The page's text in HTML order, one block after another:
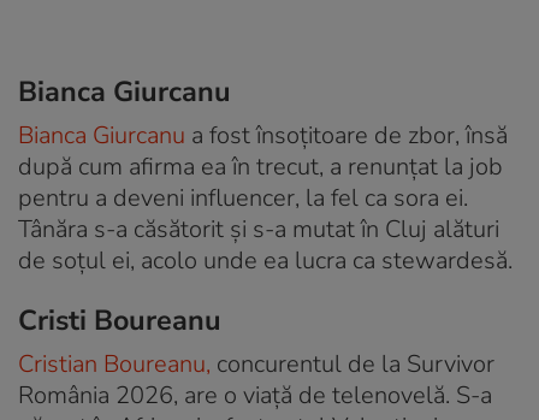
Bianca Giurcanu
Bianca Giurcanu a fost însoțitoare de zbor, însă
după cum afirma ea în trecut, a renunțat la job
pentru a deveni influencer, la fel ca sora ei.
Tânăra s-a căsătorit și s-a mutat în Cluj alături
de soțul ei, acolo unde ea lucra ca stewardesă.
Cristi Boureanu
Cristian Boureanu, concurentul de la Survivor
România 2026, are o viață de telenovelă. S-a